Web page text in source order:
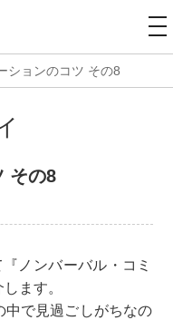
ションのコツ その8
その8
ノンバーバル・コミ
ます。
中で見過ごしがちなの